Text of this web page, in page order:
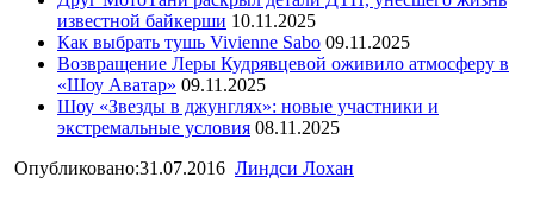
известной байкерши 10.11.2025
Как выбрать тушь Vivienne Sabo 09.11.2025
Возвращение Леры Кудрявцевой оживило атмосферу в
«Шоу Аватар» 09.11.2025
Шоу «Звезды в джунглях»: новые участники и
экстремальные условия 08.11.2025
Опубликовано:31.07.2016 Линдси Лохан